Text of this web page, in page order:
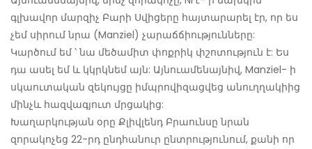
գլխավոր մարզիչ Բարի Սվիցերը հայտարարել էր, որ ես
չեմ սիրում նրա (Manziel) չարաճճիությունները:
Կարծում եմ ՝ նա մեծամիտ փոքրիկ փշոտություն է: Ես
դա ասել եմ և կկրկնեմ այն: Այնուամենայնիվ, Manziel- ի
սկաուտական ​​զեկույցը իմպրովիզացվեց անուղղակիից
մինչև հազվագյուտ մրցակից:
Խաղարկության օրը Քլիվլենդ Բրաունսը նրան
զորակոչեց 22-րդ ընդհանուր ընտրությունում, քանի որ